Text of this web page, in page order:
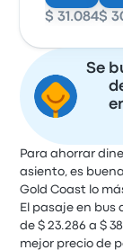
$ 31.084$
Se
Para ahorrar
asiento, es
Gold Coast lo
El pasaje en bus
de $ 23.286 a $
mejor precio de